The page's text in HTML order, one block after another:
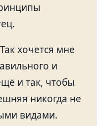
хочется мне
и
и так, чтобы
никогда не
видами.